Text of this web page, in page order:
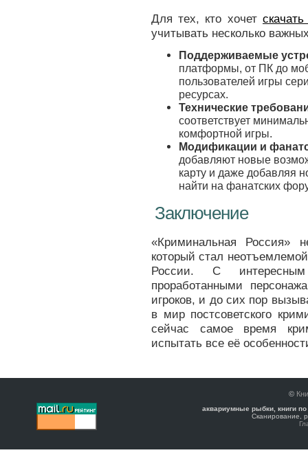
Для тех, кто хочет
учитывать несколько
Поддерживаемые
платформы, от ПК до
пользователей игры
ресурсах.
Технические
соответствует
комфортной игры.
Модификации и
добавляют новые
карту и даже добавляя
найти на фанатских
Заключение
«Криминальная Россия»
который стал
России. С
проработанными
игроков, и до сих пор
в мир постсоветского
сейчас самое время
испытать все её
©
аквариумные рыбки, книги
Сканирование,